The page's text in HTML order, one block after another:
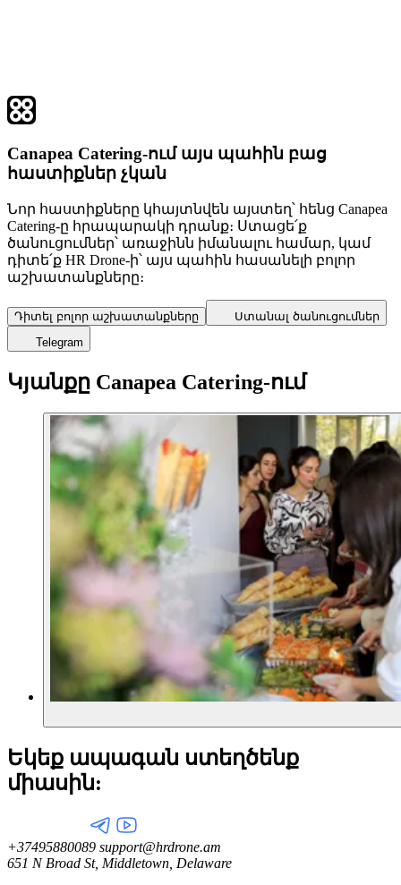
Canapea Catering-ում այս պահին բաց
հաստիքներ չկան
Նոր հաստիքները կհայտնվեն այստեղ՝ հենց Canapea
Catering-ը հրապարակի դրանք։ Ստացե՛ք
ծանուցումներ՝ առաջինն իմանալու համար, կամ
դիտե՛ք HR Drone-ի՝ այս պահին հասանելի բոլոր
աշխատանքները։
Դիտել բոլոր աշխատանքները
Ստանալ ծանուցումներ
Telegram
Կյանքը Canapea Catering-ում
Եկեք ապագան ստեղծենք
միասին:
+37495880089 support@hrdrone.am
651 N Broad St, Middletown, Delaware